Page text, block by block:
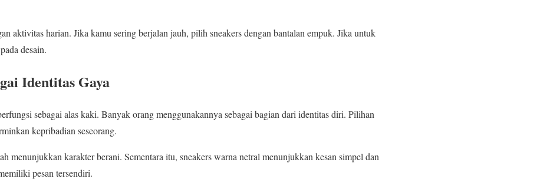
aktivitas harian. Jika kamu sering berjalan jauh, pilih sneakers dengan bantalan empuk. Jika untuk
desain.
Identitas Gaya
sebagai alas kaki. Banyak orang menggunakannya sebagai bagian dari identitas diri. Pilihan
kepribadian seseorang.
menunjukkan karakter berani. Sementara itu, sneakers warna netral menunjukkan kesan simpel dan
pesan tersendiri.